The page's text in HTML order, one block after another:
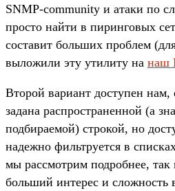
SNMP-community и атаки по
просто найти в пиринговых
составит больших проблем
выложили эту утилиту на наш
Второй вариант доступен
задана распространенной (а
подбираемой) строкой, но
надежно фильтруется в
мы рассмотрим подробнее, так
больший интерес и сложность